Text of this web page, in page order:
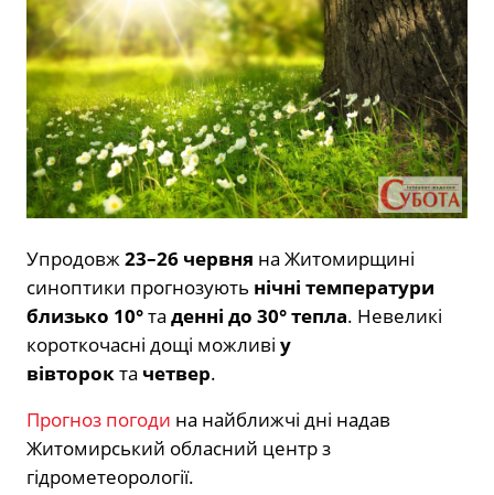
Упродовж23–26 червня на Житомирщині
синоптики прогнозують нічні температури
близько 10°та денні до 30° тепла. Невеликі
короткочасні дощі можливі у
вівторокта четвер.
Прогноз погоди на найближчі дні надав
Житомирський обласний центр з
гідрометеорології.